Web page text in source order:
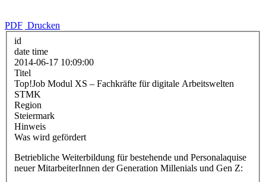
PDF Drucken
id
date time
2014-06-17 10:09:00
Titel
Top!Job Modul XS – Fachkräfte für digitale Arbeitswelten
STMK
Region
Steiermark
Hinweis
Was wird gefördert
Betriebliche Weiterbildung für bestehende und Personalaquise
neuer MitarbeiterInnen der Generation Millenials und Gen Z: